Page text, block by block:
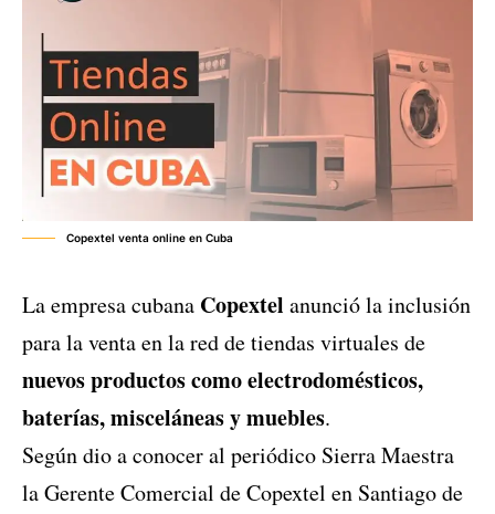
Copextel venta online en Cuba
La empresa cubana Copextel anunció la inclusión
para la venta en la red de tiendas virtuales de
nuevos productos como electrodomésticos,
baterías, misceláneas y muebles.
Según dio a conocer al periódico Sierra Maestra
la Gerente Comercial de Copextel en Santiago de